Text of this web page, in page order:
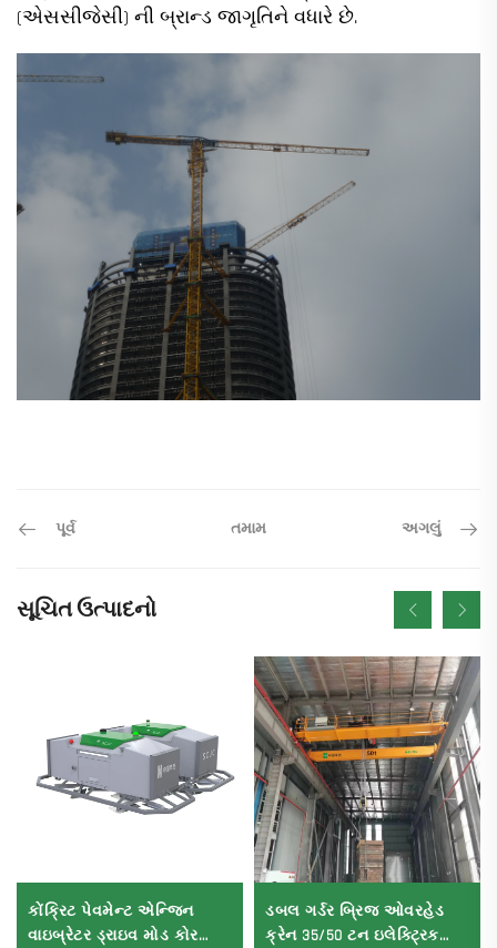
(એસસીજેસી) ની બ્રાન્ડ જાગૃતિને વધારે છે.
પૂર્વ તમામ અગલું
સૂચિત ઉત્પાદનો
કોંક્રિટ પેવમેન્ટ એન્જિન
વાઇબ્રેટર ડ્રાઇવ મોડ કોર
ડબલ ગર્ડર બ્રિજ ઓવરહેડ
ક્રેન 35/50 ટન ઇલેક્ટ્રિક